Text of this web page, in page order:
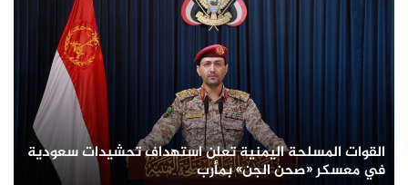
القوات المسلحة اليمنية تعلن استهداف تحشيدات سعودية
في معسكر «صحن الجن» بمأرب